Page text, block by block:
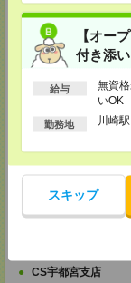
【オー
付き添
給与
無資
いOK
以上
勤務地 川崎
スキップ
〒220-8136
神奈川県横浜市西区
TEL：0120-659-459
MAIL：
担当：採用担当
CS大宮支店
〒330-0854 埼玉県
ウイング 9階
TEL：0120-769-355
〒370-0831 群馬県
TEL：027-320-6558
CS宇都宮支店